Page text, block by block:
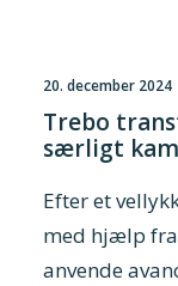
20. december 2024
Trebo
særligt
Efter et
med hjælp
anvende